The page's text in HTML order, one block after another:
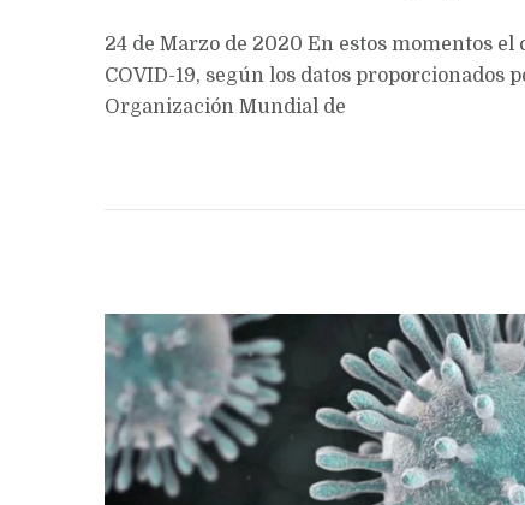
24 de Marzo de 2020 En estos momentos
COVID-19, según los datos proporcionados
Organización Mundial de